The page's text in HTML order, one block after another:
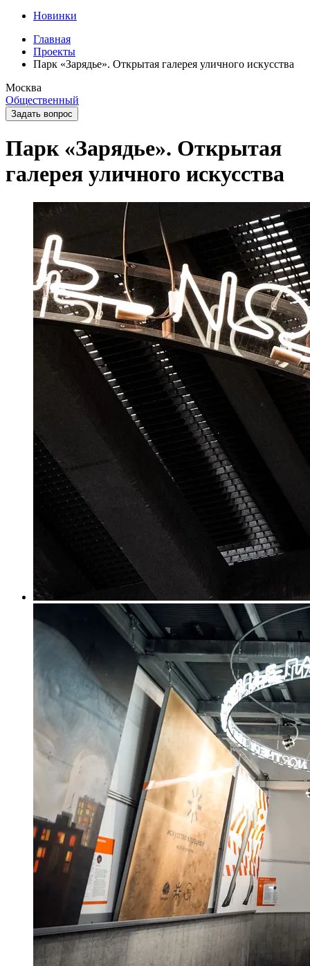
Новинки
Главная
Проекты
Парк «Зарядье». Открытая галерея уличного искусства
Москва
Общественный
Задать вопрос
Парк «Зарядье». Открытая
галерея уличного искусства